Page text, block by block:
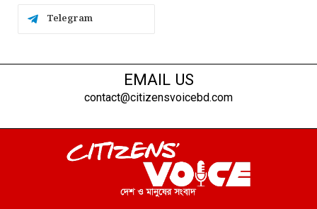
Telegram
EMAIL US
contact@citizensvoicebd.com